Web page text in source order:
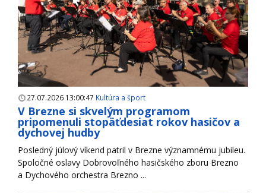
27.07.2026 13:00:47 Kultúra a šport
V Brezne si skvelým programom
pripomenuli stopäťdesiat rokov hasičov a
dychovej hudby
Posledný júlový víkend patril v Brezne významnému jubileu.
Spoločné oslavy Dobrovoľného hasičského zboru Brezno
a Dychového orchestra Brezno ...